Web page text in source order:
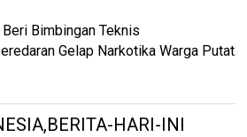
Bimbingan Teknis
Gelap Narkotika Warga Putat
HARI-INI